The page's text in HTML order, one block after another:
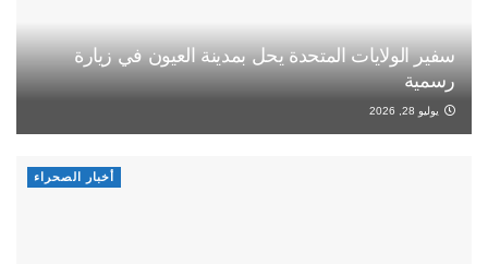
سفير الولايات المتحدة يحل بمدينة العيون في زيارة
رسمية
يوليو 28, 2026
أخبار الصحراء